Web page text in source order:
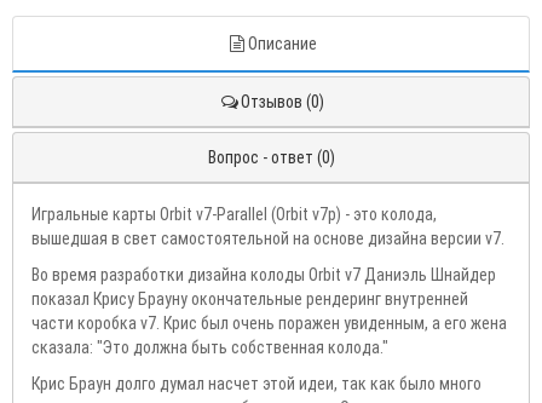
Описание
Отзывов (0)
Вопрос - ответ (0)
Игральные карты Orbit v7-Parallel (Orbit v7p) - это колода,
вышедшая в свет самостоятельной на основе дизайна версии v7.
Во время разработки дизайна колоды Orbit v7 Даниэль Шнайдер
показал Крису Брауну окончательные рендеринг внутренней
части коробка v7. Крис был очень поражен увиденным, а его жена
сказала: "Это должна быть собственная колода."
Крис Браун долго думал насчет этой идеи, так как было много